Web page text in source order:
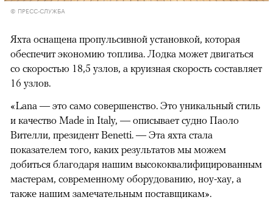
© ПРЕСС-СЛУЖБА
Яхта оснащена пропульсивной установкой, которая
обеспечит экономию топлива. Лодка может двигаться
со скоростью 18,5 узлов, а круизная скорость составляет
16 узлов.
«Lana — это само совершенство. Это уникальный стиль
и качество Made in Italy, — описывает судно Паоло
Вителли, президент Benetti. — Эта яхта стала
показателем того, каких результатов мы можем
добиться благодаря нашим высококвалифицированным
мастерам, современному оборудованию, ноу-хау, а
также нашим замечательным поставщикам».